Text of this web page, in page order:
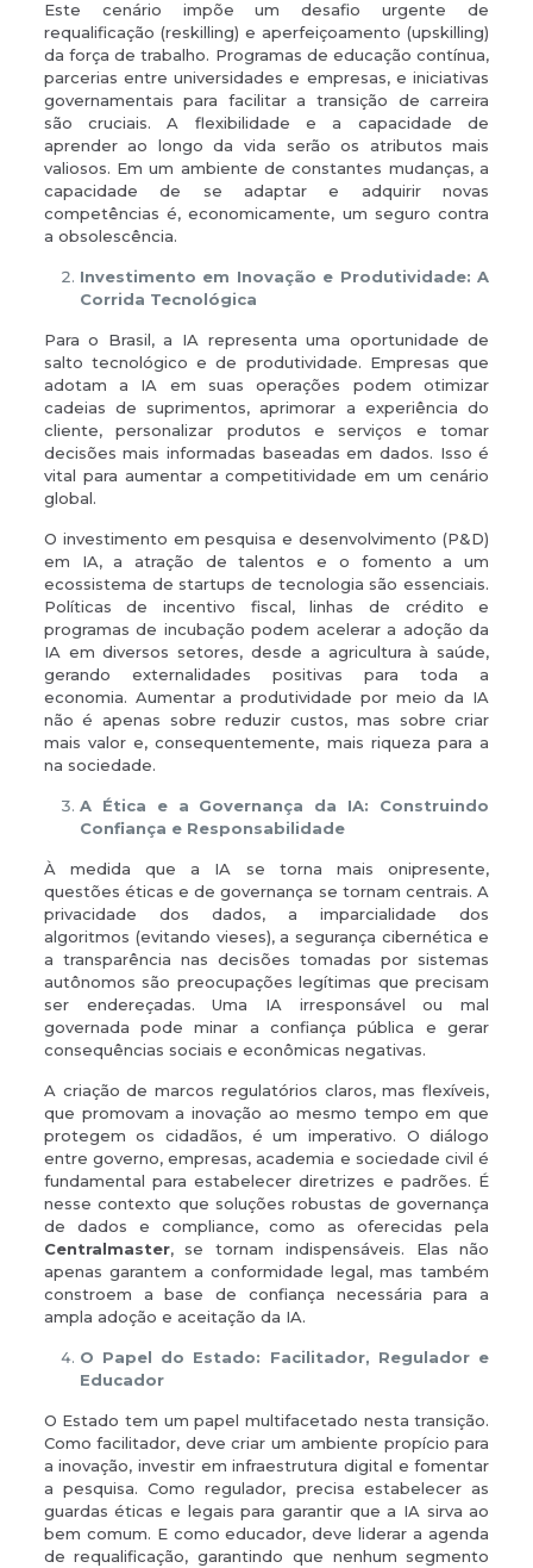
Este cenário impõe um desafio urgente de
requalificação (reskilling) e aperfeiçoamento (upskilling)
da força de trabalho. Programas de educação contínua,
parcerias entre universidades e empresas, e iniciativas
governamentais para facilitar a transição de carreira
são cruciais. A flexibilidade e a capacidade de
aprender ao longo da vida serão os atributos mais
valiosos. Em um ambiente de constantes mudanças, a
capacidade de se adaptar e adquirir novas
competências é, economicamente, um seguro contra
a obsolescência.
Investimento em Inovação e Produtividade: A
Corrida Tecnológica
Para o Brasil, a IA representa uma oportunidade de
salto tecnológico e de produtividade. Empresas que
adotam a IA em suas operações podem otimizar
cadeias de suprimentos, aprimorar a experiência do
cliente, personalizar produtos e serviços e tomar
decisões mais informadas baseadas em dados. Isso é
vital para aumentar a competitividade em um cenário
global.
O investimento em pesquisa e desenvolvimento (P&D)
em IA, a atração de talentos e o fomento a um
ecossistema de startups de tecnologia são essenciais.
Políticas de incentivo fiscal, linhas de crédito e
programas de incubação podem acelerar a adoção da
IA em diversos setores, desde a agricultura à saúde,
gerando externalidades positivas para toda a
economia. Aumentar a produtividade por meio da IA
não é apenas sobre reduzir custos, mas sobre criar
mais valor e, consequentemente, mais riqueza para a
na sociedade.
A Ética e a Governança da IA: Construindo
Confiança e Responsabilidade
À medida que a IA se torna mais onipresente,
questões éticas e de governança se tornam centrais. A
privacidade dos dados, a imparcialidade dos
algoritmos (evitando vieses), a segurança cibernética e
a transparência nas decisões tomadas por sistemas
autônomos são preocupações legítimas que precisam
ser endereçadas. Uma IA irresponsável ou mal
governada pode minar a confiança pública e gerar
consequências sociais e econômicas negativas.
A criação de marcos regulatórios claros, mas flexíveis,
que promovam a inovação ao mesmo tempo em que
protegem os cidadãos, é um imperativo. O diálogo
entre governo, empresas, academia e sociedade civil é
fundamental para estabelecer diretrizes e padrões. É
nesse contexto que soluções robustas de governança
de dados e compliance, como as oferecidas pela
Centralmaster, se tornam indispensáveis. Elas não
apenas garantem a conformidade legal, mas também
constroem a base de confiança necessária para a
ampla adoção e aceitação da IA.
O Papel do Estado: Facilitador, Regulador e
Educador
O Estado tem um papel multifacetado nesta transição.
Como facilitador, deve criar um ambiente propício para
a inovação, investir em infraestrutura digital e fomentar
a pesquisa. Como regulador, precisa estabelecer as
guardas éticas e legais para garantir que a IA sirva ao
bem comum. E como educador, deve liderar a agenda
de requalificação, garantindo que nenhum segmento